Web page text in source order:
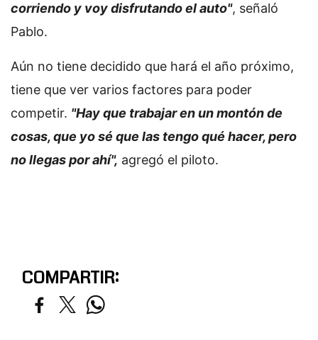
corriendo y voy disfrutando el auto", señaló
Pablo.
Aún no tiene decidido que hará el año próximo,
tiene que ver varios factores para poder
competir. "Hay que trabajar en un montón de
cosas, que yo sé que las tengo qué hacer, pero
no llegas por ahí", agregó el piloto.
COMPARTIR: